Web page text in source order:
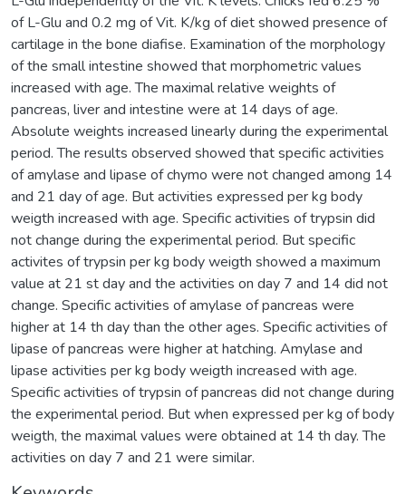
of L-Glu and 0.2 mg of Vit. K/kg of diet showed presence of
cartilage in the bone diafise. Examination of the morphology
of the small intestine showed that morphometric values
increased with age. The maximal relative weights of
pancreas, liver and intestine were at 14 days of age.
Absolute weights increased linearly during the experimental
period. The results observed showed that specific activities
of amylase and lipase of chymo were not changed among 14
and 21 day of age. But activities expressed per kg body
weigth increased with age. Specific activities of trypsin did
not change during the experimental period. But specific
activites of trypsin per kg body weigth showed a maximum
value at 21 st day and the activities on day 7 and 14 did not
change. Specific activities of amylase of pancreas were
higher at 14 th day than the other ages. Specific activities of
lipase of pancreas were higher at hatching. Amylase and
lipase activities per kg body weigth increased with age.
Specific activities of trypsin of pancreas did not change during
the experimental period. But when expressed per kg of body
weigth, the maximal values were obtained at 14 th day. The
activities on day 7 and 21 were similar.